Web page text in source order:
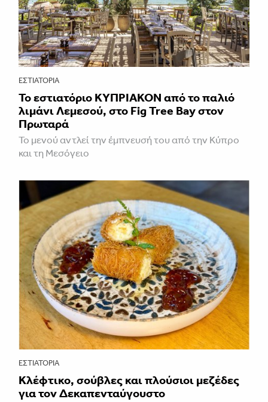
ΕΣΤΙΑΤΌΡΙΑ
Το εστιατόριο ΚΥΠΡΙΑΚΟΝ από το παλιό
λιμάνι Λεμεσού, στο Fig Tree Bay στον
Πρωταρά
Το μενού αντλεί την έμπνευσή του από την Κύπρο
και τη Μεσόγειο
ΕΣΤΙΑΤΌΡΙΑ
Κλέφτικο, σούβλες και πλούσιοι μεζέδες
για τον Δεκαπενταύγουστο